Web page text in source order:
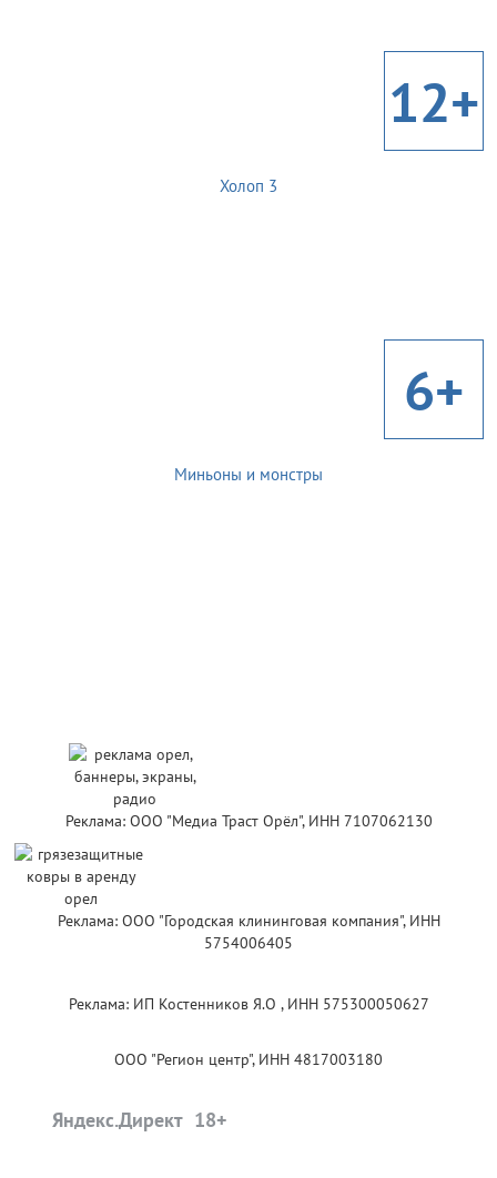
12+
Холоп 3
6+
Миньоны и монстры
Реклама: ООО "Медиа Траст Орёл", ИНН 7107062130
Реклама: ООО "Городская клининговая компания", ИНН
5754006405
Реклама: ИП Костенников Я.О , ИНН 575300050627
ООО "Регион центр", ИНН 4817003180
Яндекс.Директ